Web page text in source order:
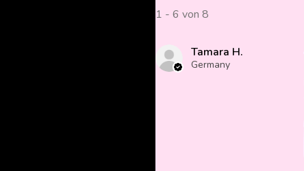
1 - 6 von 8
Tamara H.
Germany